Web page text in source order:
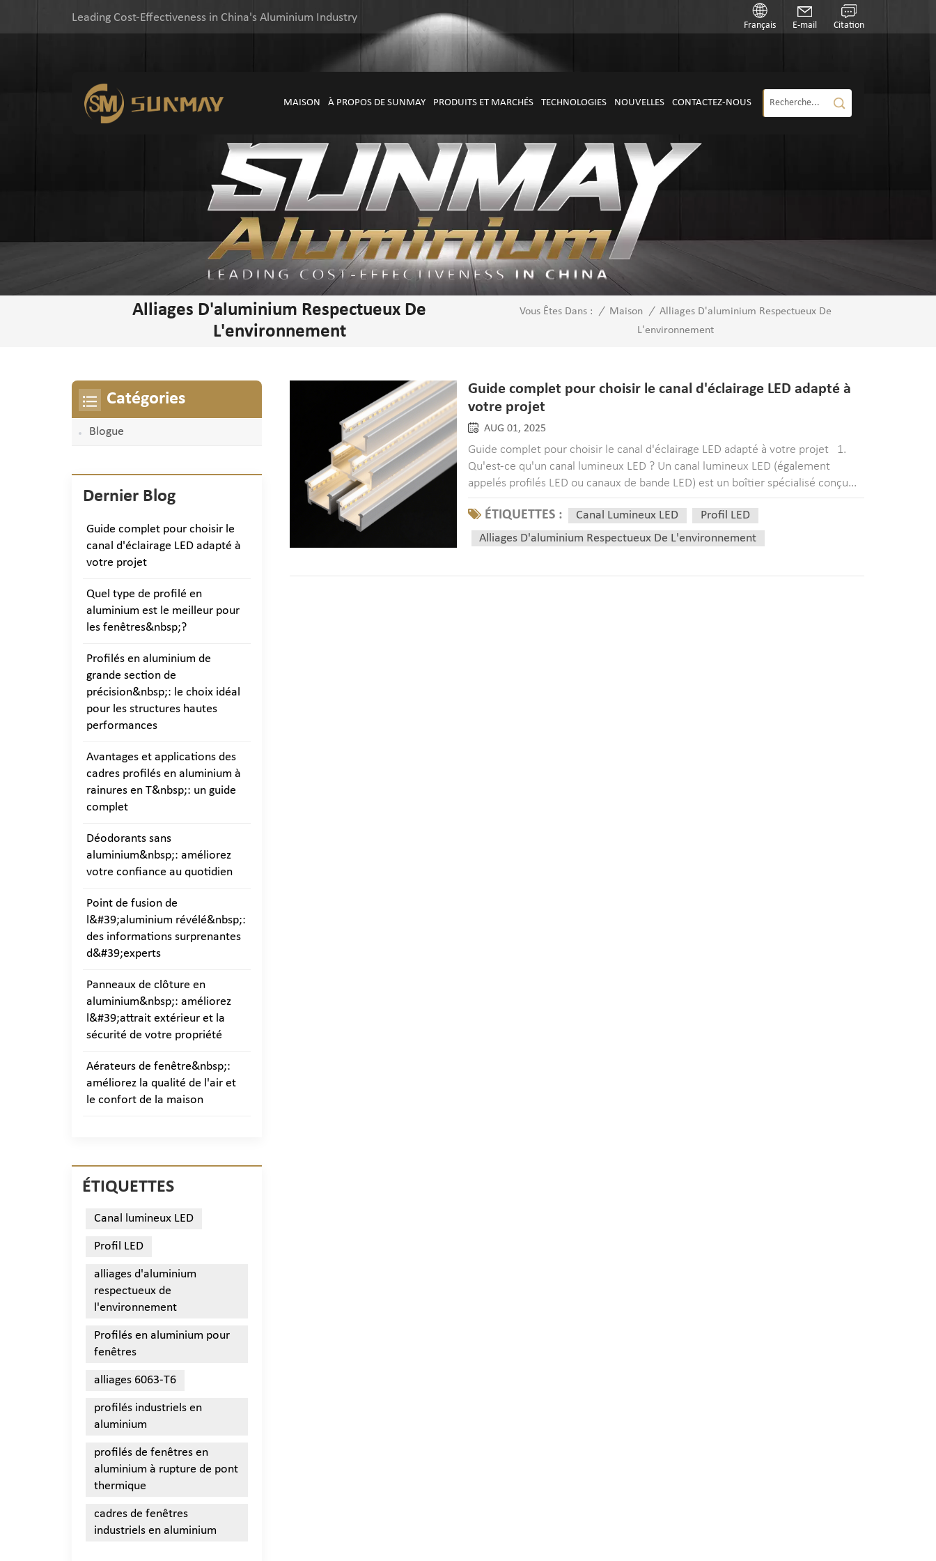
Leading Cost-Effectiveness in China's Aluminium Industry
Français E-mail Citation
MAISON À PROPOS DE SUNMAY PRODUITS ET MARCHÉS TECHNOLOGIES NOUVELLES CONTACTEZ-NOUS
Alliages D'aluminium Respectueux De
L'environnement
Vous Êtes Dans : / Maison / Alliages D'aluminium Respectueux De
L'environnement
Guide complet pour choisir le canal d'éclairage LED adapté à
votre projet
AUG 01, 2025
Guide complet pour choisir le canal d'éclairage LED adapté à votre projet 1.
Qu'est-ce qu'un canal lumineux LED ? Un canal lumineux LED (également
appelés profilés LED ou canaux de bande LED) est un boîtier spécialisé conçu...
ÉTIQUETTES : Canal Lumineux LED
Profil LED
Alliages D'aluminium Respectueux De L'environnement
Catégories
Blogue
Dernier Blog
Guide complet pour choisir le
canal d'éclairage LED adapté à
votre projet
Quel type de profilé en
aluminium est le meilleur pour
les fenêtres&nbsp;?
Profilés en aluminium de
grande section de
précision&nbsp;: le choix idéal
pour les structures hautes
performances
Avantages et applications des
cadres profilés en aluminium à
rainures en T&nbsp;: un guide
complet
Déodorants sans
aluminium&nbsp;: améliorez
votre confiance au quotidien
Point de fusion de
l&#39;aluminium révélé&nbsp;:
des informations surprenantes
d&#39;experts
Panneaux de clôture en
aluminium&nbsp;: améliorez
l&#39;attrait extérieur et la
sécurité de votre propriété
Aérateurs de fenêtre&nbsp;:
améliorez la qualité de l'air et
le confort de la maison
ÉTIQUETTES
Canal lumineux LED
Profil LED
alliages d'aluminium
respectueux de
l'environnement
Profilés en aluminium pour
fenêtres
alliages 6063-T6
profilés industriels en
aluminium
profilés de fenêtres en
aluminium à rupture de pont
thermique
cadres de fenêtres
industriels en aluminium